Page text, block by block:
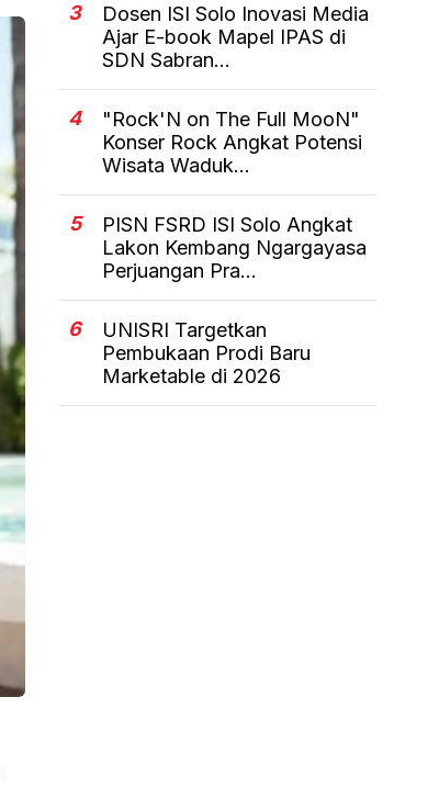
3
Dosen ISI Solo Inovasi Media
Ajar E-book Mapel IPAS di
SDN Sabran...
4
"Rock'N on The Full MooN"
Konser Rock Angkat Potensi
Wisata Waduk...
5
PISN FSRD ISI Solo Angkat
Lakon Kembang Ngargayasa
Perjuangan Pra...
6
UNISRI Targetkan
Pembukaan Prodi Baru
Marketable di 2026